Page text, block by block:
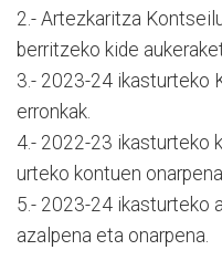
2.- Artezkaritza
berritzeko kide
3.- 2023-24 ikasturteko
erronkak.
4.- 2022-23 ikasturteko
urteko kontuen
5.- 2023-24 ikasturteko
azalpena eta onarpena.